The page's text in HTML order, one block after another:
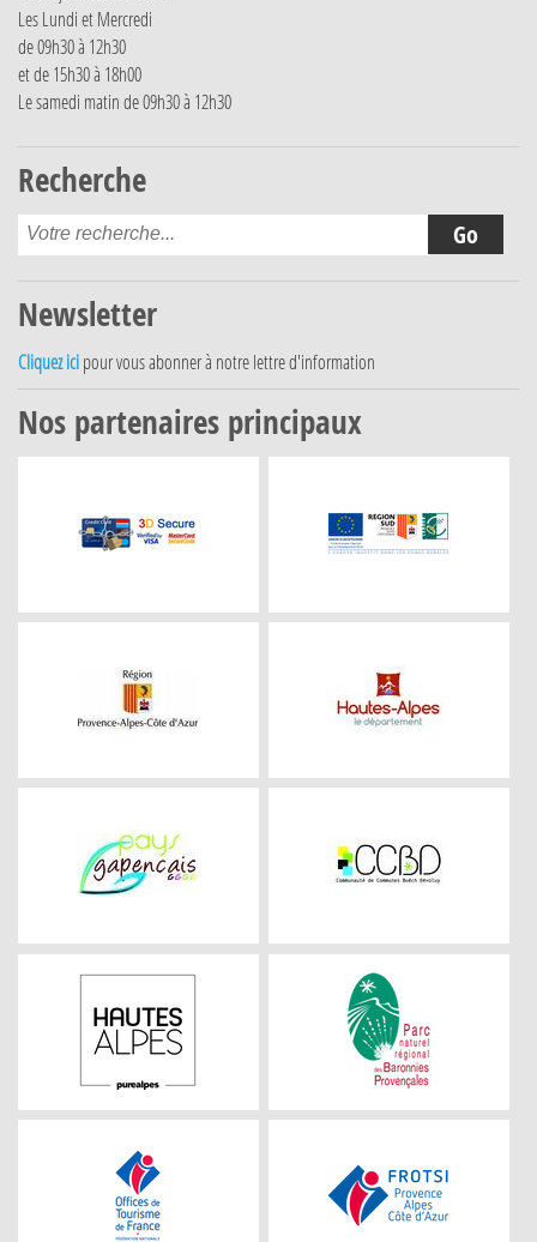
Les Lundi et Mercredi
de 09h30 à 12h30
et de 15h30 à 18h00
Le samedi matin de 09h30 à 12h30
Recherche
Newsletter
Cliquez ici pour vous abonner à notre lettre d'information
Nos partenaires principaux